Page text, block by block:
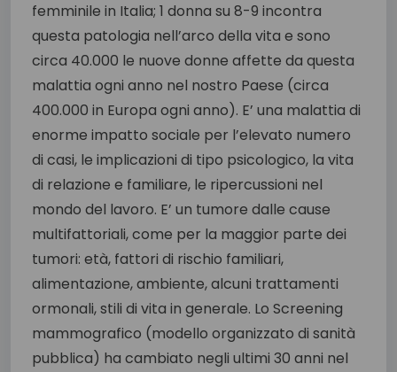
femminile in Italia; 1 donna su 8-9 incontra
questa patologia nell’arco della vita e sono
circa 40.000 le nuove donne affette da questa
malattia ogni anno nel nostro Paese (circa
400.000 in Europa ogni anno). E’ una malattia di
enorme impatto sociale per l’elevato numero
di casi, le implicazioni di tipo psicologico, la vita
di relazione e familiare, le ripercussioni nel
mondo del lavoro. E’ un tumore dalle cause
multifattoriali, come per la maggior parte dei
tumori: età, fattori di rischio familiari,
alimentazione, ambiente, alcuni trattamenti
ormonali, stili di vita in generale. Lo Screening
mammografico (modello organizzato di sanità
pubblica) ha cambiato negli ultimi 30 anni nel